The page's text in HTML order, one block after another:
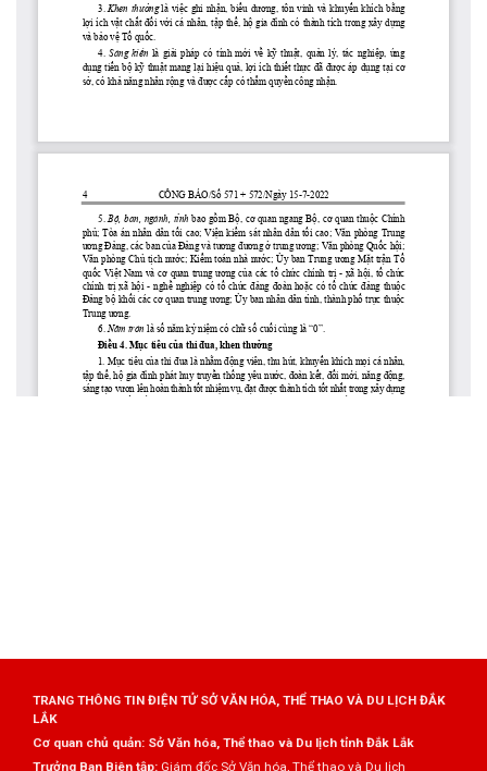
TRANG THÔNG TIN ĐIỆN TỬ SỞ VĂN HÓA, THỂ THAO VÀ DU LỊCH ĐẮK
LẮK
Cơ quan chủ quản: Sở Văn hóa, Thể thao và Du lịch tỉnh Đắk Lắk
Trưởng Ban Biên tập: Giám đốc Sở Văn hóa, Thể thao và Du lịch